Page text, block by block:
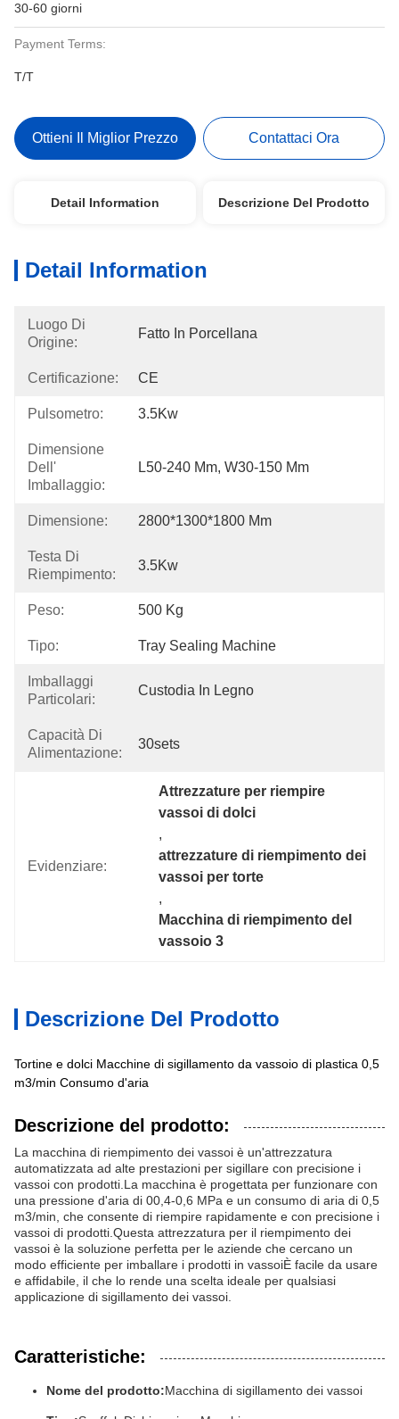
30-60 giorni
Payment Terms:
T/T
Ottieni Il Miglior Prezzo Contattaci Ora
Detail Information Descrizione Del Prodotto
Detail Information
Luogo Di
Origine:
Fatto In Porcellana
Certificazione: CE
Pulsometro: 3.5Kw
Dimensione
Dell'
Imballaggio:
L50-240 Mm, W30-150 Mm
Dimensione: 2800*1300*1800 Mm
Testa Di
Riempimento:
3.5Kw
Peso: 500 Kg
Tipo: Tray Sealing Machine
Imballaggi
Particolari:
Custodia In Legno
Capacità Di
Alimentazione:
30sets
Evidenziare:
Attrezzature per riempire
vassoi di dolci
,
attrezzature di riempimento dei
vassoi per torte
,
Macchina di riempimento del
vassoio 3
Descrizione Del Prodotto
Tortine e dolci Macchine di sigillamento da vassoio di plastica 0,5
m3/min Consumo d'aria
Descrizione del prodotto:
La macchina di riempimento dei vassoi è un'attrezzatura
automatizzata ad alte prestazioni per sigillare con precisione i
vassoi con prodotti.La macchina è progettata per funzionare con
una pressione d'aria di 00,4-0,6 MPa e un consumo di aria di 0,5
m3/min, che consente di riempire rapidamente e con precisione i
vassoi di prodotti.Questa attrezzatura per il riempimento dei
vassoi è la soluzione perfetta per le aziende che cercano un
modo efficiente per imballare i prodotti in vassoiÈ facile da usare
e affidabile, il che lo rende una scelta ideale per qualsiasi
applicazione di sigillamento dei vassoi.
Caratteristiche:
Nome del prodotto:Macchina di sigillamento dei vassoi